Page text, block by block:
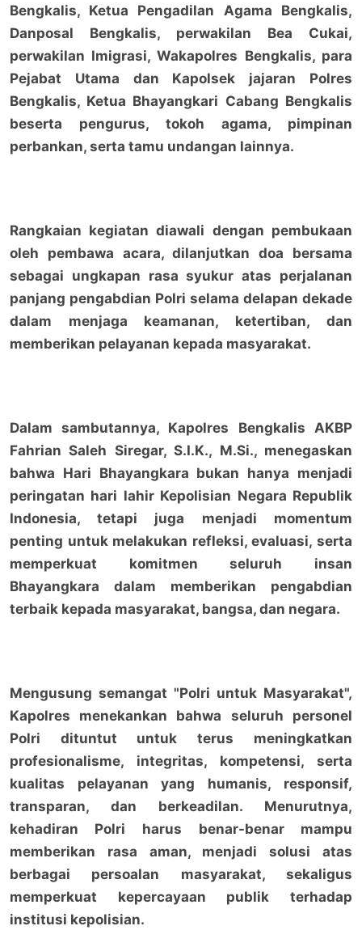
Bengkalis, Ketua Pengadilan Agama Bengkalis,
Danposal Bengkalis, perwakilan Bea Cukai,
perwakilan Imigrasi, Wakapolres Bengkalis, para
Pejabat Utama dan Kapolsek jajaran Polres
Bengkalis, Ketua Bhayangkari Cabang Bengkalis
beserta pengurus, tokoh agama, pimpinan
perbankan, serta tamu undangan lainnya.
Rangkaian kegiatan diawali dengan pembukaan
oleh pembawa acara, dilanjutkan doa bersama
sebagai ungkapan rasa syukur atas perjalanan
panjang pengabdian Polri selama delapan dekade
dalam menjaga keamanan, ketertiban, dan
memberikan pelayanan kepada masyarakat.
Dalam sambutannya, Kapolres Bengkalis AKBP
Fahrian Saleh Siregar, S.I.K., M.Si., menegaskan
bahwa Hari Bhayangkara bukan hanya menjadi
peringatan hari lahir Kepolisian Negara Republik
Indonesia, tetapi juga menjadi momentum
penting untuk melakukan refleksi, evaluasi, serta
memperkuat komitmen seluruh insan
Bhayangkara dalam memberikan pengabdian
terbaik kepada masyarakat, bangsa, dan negara.
Mengusung semangat "Polri untuk Masyarakat",
Kapolres menekankan bahwa seluruh personel
Polri dituntut untuk terus meningkatkan
profesionalisme, integritas, kompetensi, serta
kualitas pelayanan yang humanis, responsif,
transparan, dan berkeadilan. Menurutnya,
kehadiran Polri harus benar-benar mampu
memberikan rasa aman, menjadi solusi atas
berbagai persoalan masyarakat, sekaligus
memperkuat kepercayaan publik terhadap
institusi kepolisian.